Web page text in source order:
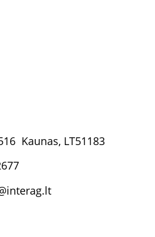
Kaunas, LT51183